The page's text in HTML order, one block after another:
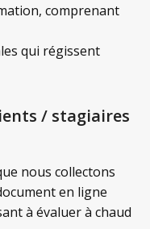
comprenant
qui régissent
/ stagiaires
nous collectons
en ligne
à évaluer à chaud